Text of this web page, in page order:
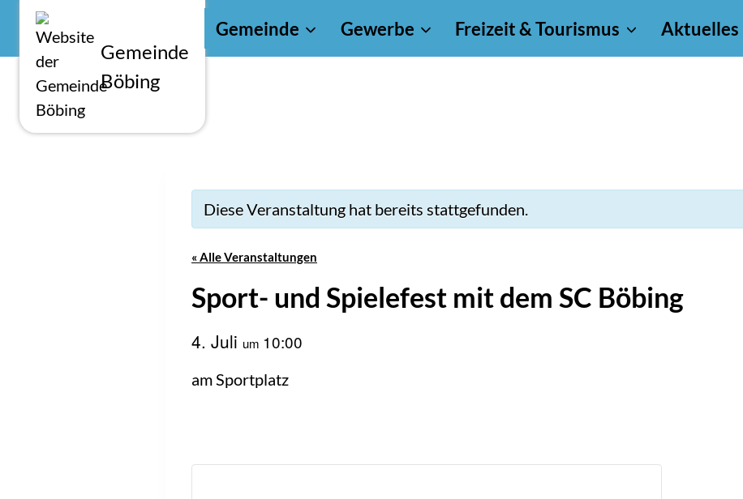
Inhalt
springen
Gemeinde
Böbing
Gemeinde Gewerbe Freizeit & Tourismus Aktuelles
Diese Veranstaltung hat bereits stattgefunden.
« Alle Veranstaltungen
Sport- und Spielefest mit dem SC Böbing
4. Juli um 10:00
am Sportplatz